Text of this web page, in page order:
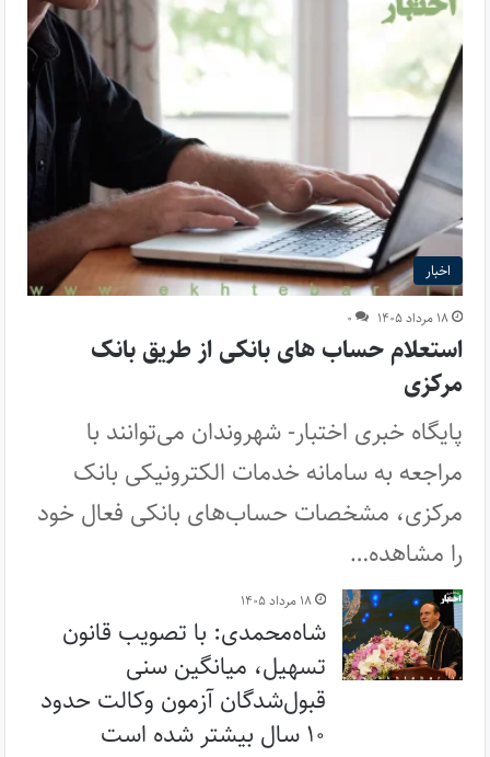
اخبار
۱۸ مرداد ۱۴۰۵ ۰
استعلام حساب های بانکی از طریق بانک
مرکزی
پایگاه خبری اختبار- شهروندان می‌توانند با
مراجعه به سامانه خدمات الکترونیکی بانک
مرکزی، مشخصات حساب‌های بانکی فعال خود
را مشاهده…
۱۸ مرداد ۱۴۰۵
شاه‌محمدی: با تصویب قانون
تسهیل، میانگین سنی
قبول‌شدگان آزمون وکالت حدود
۱۰ سال بیشتر شده است